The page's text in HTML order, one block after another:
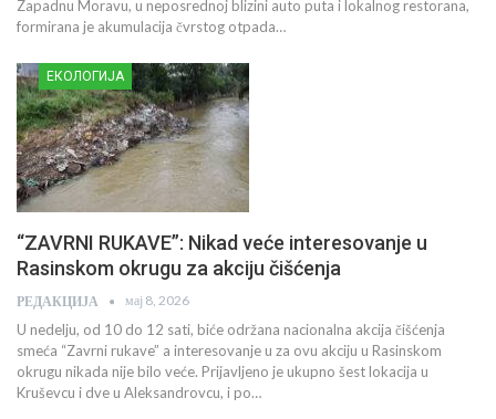
Zapadnu Moravu, u neposrednoj blizini auto puta i lokalnog restorana,
formirana je akumulacija čvrstog otpada…
ЕКОЛОГИЈА
“ZAVRNI RUKAVE”: Nikad veće interesovanje u
Rasinskom okrugu za akciju čišćenja
РЕДАКЦИЈА мај 8, 2026
U nedelju, od 10 do 12 sati, biće održana nacionalna akcija čišćenja
smeća “Zavrni rukave” a interesovanje u za ovu akciju u Rasinskom
okrugu nikada nije bilo veće. Prijavljeno je ukupno šest lokacija u
Kruševcu i dve u Aleksandrovcu, i po…